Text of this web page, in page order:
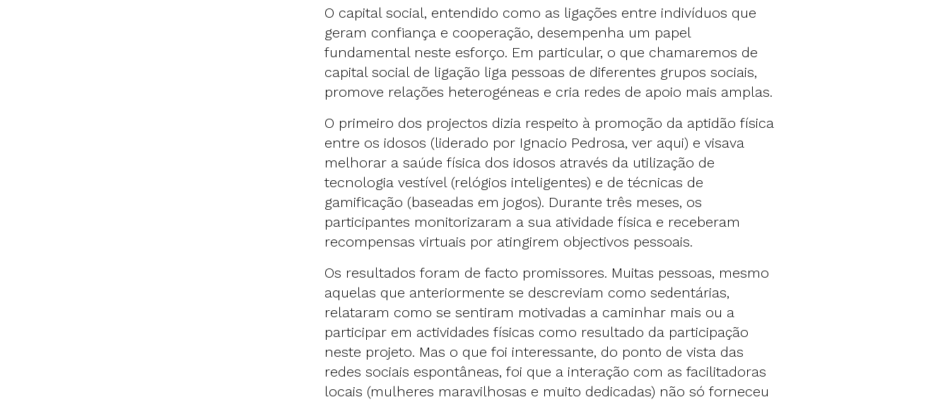
O capital social, entendido como as ligações entre indivíduos que
geram confiança e cooperação, desempenha um papel
fundamental neste esforço. Em particular, o que chamaremos de
capital social de ligação liga pessoas de diferentes grupos sociais,
promove relações heterogéneas e cria redes de apoio mais amplas.
O primeiro dos projectos dizia respeito à promoção da aptidão física
entre os idosos (liderado por Ignacio Pedrosa, ver aqui) e visava
melhorar a saúde física dos idosos através da utilização de
tecnologia vestível (relógios inteligentes) e de técnicas de
gamificação (baseadas em jogos). Durante três meses, os
participantes monitorizaram a sua atividade física e receberam
recompensas virtuais por atingirem objectivos pessoais.
Os resultados foram de facto promissores. Muitas pessoas, mesmo
aquelas que anteriormente se descreviam como sedentárias,
relataram como se sentiram motivadas a caminhar mais ou a
participar em actividades físicas como resultado da participação
neste projeto. Mas o que foi interessante, do ponto de vista das
redes sociais espontâneas, foi que a interação com as facilitadoras
locais (mulheres maravilhosas e muito dedicadas) não só forneceu